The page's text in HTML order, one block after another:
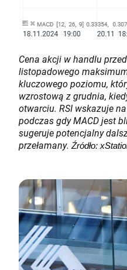
Cena akcji w handlu
listopadowego
kluczowego poziomu,
wzrostową z grudnia,
otwarciu. RSI wskazuje
podczas gdy MACD jest
sugeruje potencjalny
przełamany. Źródło: